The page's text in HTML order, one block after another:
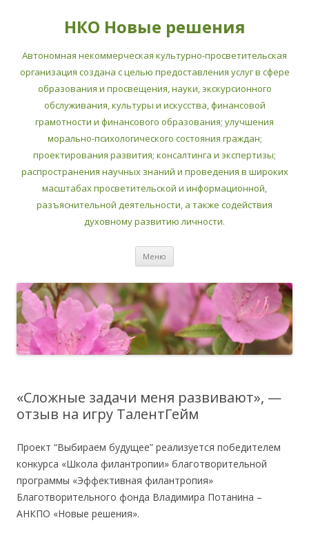
НКО Новые решения
Автономная некоммерческая культурно-просветительская
организация создана с целью предоставления услуг в сфере
образования и просвещения, науки, экскурсионного
обслуживания, культуры и искусства, финансовой
грамотности и финансового образования; улучшения
морально-психологического состояния граждан;
проектирования развития; консалтинга и экспертизы;
распространения научных знаний и проведения в широких
масштабах просветительской и информационной,
разъяснительной деятельности, а также содействия
духовному развитию личности.
Меню
«Сложные задачи меня развивают», —
отзыв на игру ТалентГейм
Проект “Выбираем будущее” реализуется победителем
конкурса «Школа филантропии» благотворительной
программы «Эффективная филантропия»
Благотворительного фонда Владимира Потанина –
АНКПО «Новые решения».